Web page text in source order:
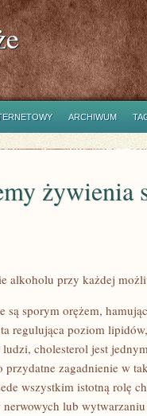
ARCHIWUM
żywienia
alkoholu przy każdej
są sporym orężem,
regulująca poziom
cholesterol jest
zagadnienie w
wszystkim istotną rolę
lub